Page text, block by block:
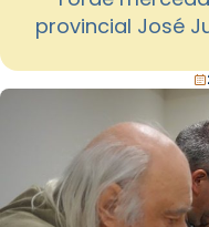
provincial José